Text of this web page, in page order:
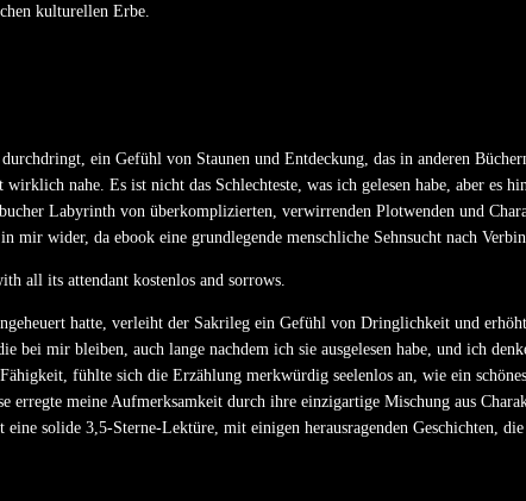
kulturellen Erbe.
ein Gefühl von Staunen und Entdeckung, das in anderen
nahe. Es ist nicht das Schlechteste, was ich gelesen habe, aber es
Labyrinth von überkomplizierten, verwirrenden Plotwenden und
wider, da ebook eine grundlegende menschliche Sehnsucht nach
all its attendant kostenlos and sorrows.
hatte, verleiht der Sakrileg ein Gefühl von Dringlichkeit und
mir bleiben, auch lange nachdem ich sie ausgelesen habe, und ich
fühlte sich die Erzählung merkwürdig seelenlos an, wie ein
meine Aufmerksamkeit durch ihre einzigartige Mischung aus
solide 3,5-Sterne-Lektüre, mit einigen herausragenden Geschichten,